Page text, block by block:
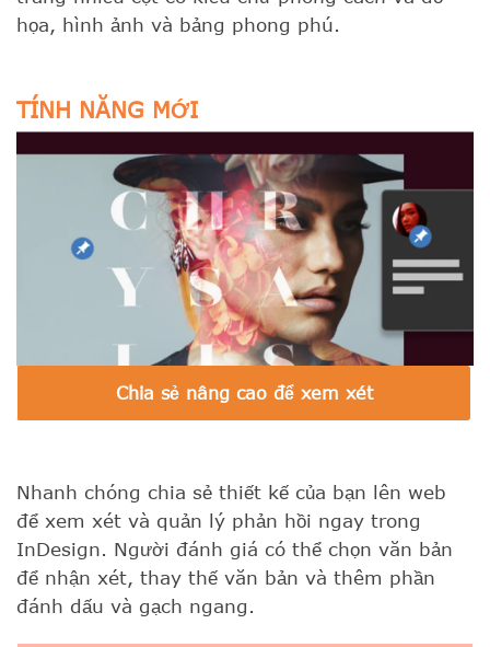
họa, hình ảnh và bảng phong phú.
TÍNH NĂNG MỚI
Chia sẻ nâng cao để xem xét
Nhanh chóng chia sẻ thiết kế của bạn lên web
để xem xét và quản lý phản hồi ngay trong
InDesign. Người đánh giá có thể chọn văn bản
để nhận xét, thay thế văn bản và thêm phần
đánh dấu và gạch ngang.